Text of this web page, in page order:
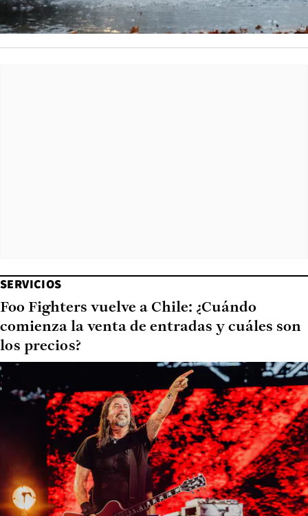
SERVICIOS
Foo Fighters vuelve a Chile: ¿Cuándo
comienza la venta de entradas y cuáles son
los precios?